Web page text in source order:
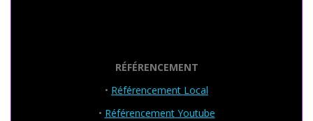
RÉFÉRENCEMENT
• Référencement Local
• Référencement Youtube